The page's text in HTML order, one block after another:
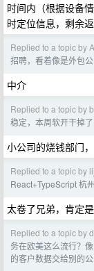
时间内（根据设备
时定位信息，剩余
Replied to a topic by
招聘，看着像是外包
中介
Replied to a topic by
稳定，本周软开干掉
小公司的烧钱部门
Replied to a topic by
React+TypeScript 杭
太卷了兄弟，肯定
Replied to a topic by
务在欧美这么流行？
的客户数据交给别的公